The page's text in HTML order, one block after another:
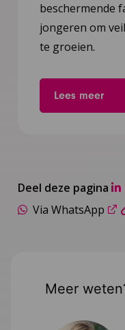
beschermende
jongeren om
te groeien.
Lees meer
Deel deze pagina
Via WhatsApp
Meer